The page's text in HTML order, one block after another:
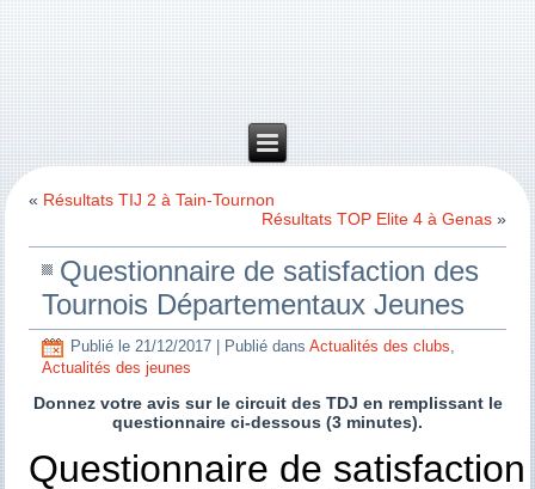
« Résultats TIJ 2 à Tain-Tournon
Résultats TOP Elite 4 à Genas»
Questionnaire de satisfaction des
Tournois Départementaux Jeunes
Publié le 21/12/2017 Publié dans Actualités des clubs,
Actualités des jeunes
Donnez votre avis sur le circuit des TDJ en remplissant le
questionnaire ci-dessous (3 minutes).